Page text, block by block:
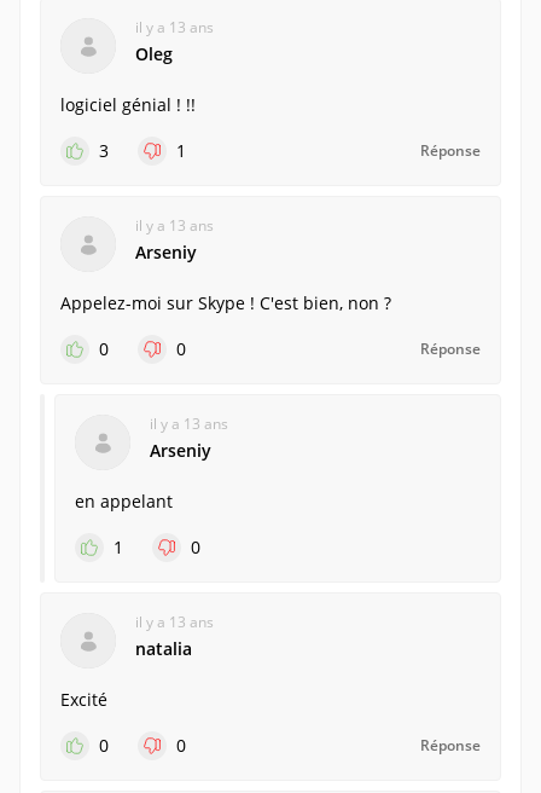
il y a 13 ans
Oleg
logiciel génial ! !!
3
1 Réponse
il y a 13 ans
Arseniy
Appelez-moi sur Skype ! C'est bien, non ?
0
0 Réponse
il y a 13 ans
Arseniy
en appelant
1
0
il y a 13 ans
natalia
Excité
0
0 Réponse